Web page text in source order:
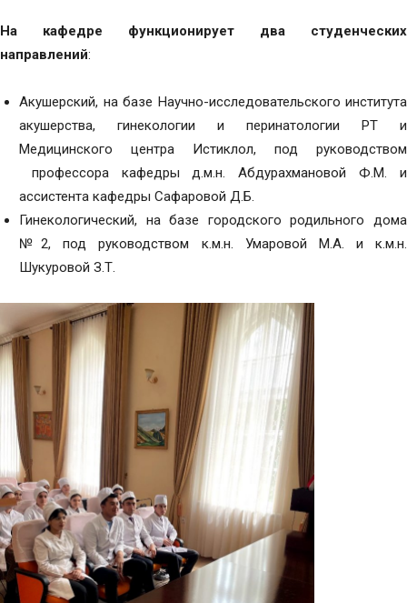
На кафедре функционирует два студенческих
направлений:
Акушерский, на базе Научно-исследовательского института
акушерства, гинекологии и перинатологии РТ и
Медицинского центра Истиклол, под руководством
профессора кафедры д.м.н. Абдурахмановой Ф.М. и
ассистента кафедры Сафаровой Д.Б.
Гинекологический, на базе городского родильного дома
№2, под руководством к.м.н. Умаровой М.А. и к.м.н.
Шукуровой З.Т.